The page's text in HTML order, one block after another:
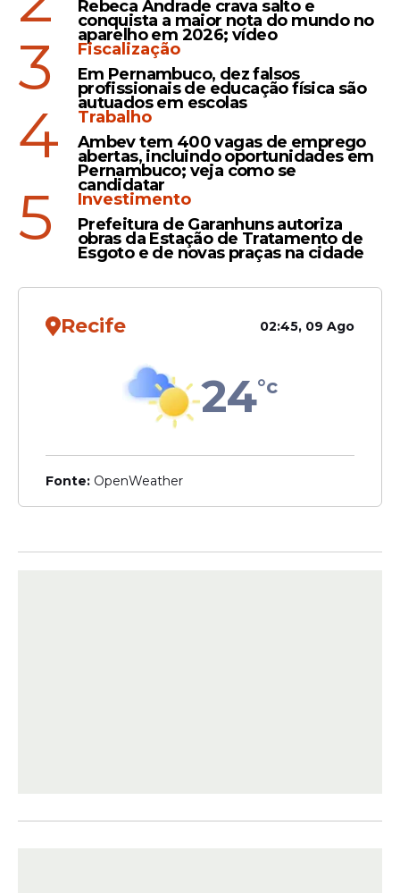
A secretária de Administração do Estado,
Ana Maraíza, afirmou que os
selecionados contribuirão para ampliar e
qualificar o atendimento nas unidades
regionais de saúde. A secretária estadual
de Saúde, Zilda Cavalcanti, destacou que a
oferta de mais de 800 vagas busca
fortalecer a assistência em diferentes
Certames
Concursos em
Pernambuco: 203 vagas
são oferecidas com salários
de até R$ 8.058,29
Rebeca Andrade crava salto e
conquista a maior nota do mundo no
aparelho em 2026; vídeo
3
Fiscalização
Em Pernambuco, dez falsos
profissionais de educação física são
autuados em escolas
4
Trabalho
Ambev tem 400 vagas de emprego
abertas, incluindo oportunidades em
Pernambuco; veja como se
candidatar
5
Investimento
Prefeitura de Garanhuns autoriza
obras da Estação de Tratamento de
Esgoto e de novas praças na cidade
Recife 02:45, 09 Ago
24°c
Fonte: OpenWeather